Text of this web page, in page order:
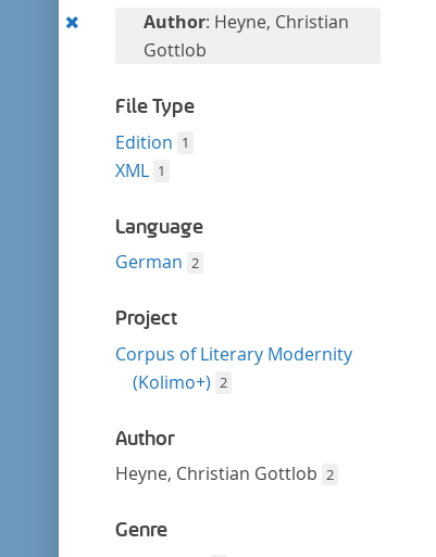
RemoveAuthor: Heyne, Christian
Gottlob
File Type
Edition 1
XML 1
Language
German 2
Project
Corpus of Literary Modernity
(Kolimo+) 2
Author
Heyne, Christian Gottlob 2
Genre